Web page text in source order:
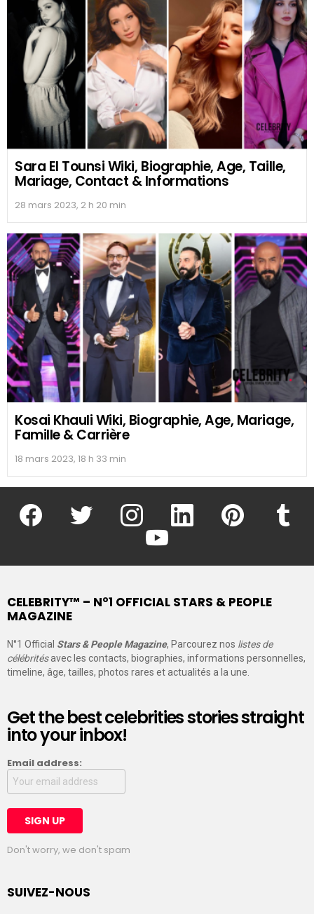
Sara El Tounsi Wiki, Biographie, Age, Taille,
Mariage, Contact & Informations
28 mars 2023, 2 h 20 min
Kosai Khauli Wiki, Biographie, Age, Mariage,
Famille & Carrière
18 mars 2023, 18 h 33 min
facebook twitter instagram linkedin pinterest
youtube
CELEBRITY™ – N°1 OFFICIAL STARS & PEOPLE
MAGAZINE
N°1 Official Stars & People Magazine, Parcourez nos listes de
célébritésavec les contacts, biographies, informations personnelles,
timeline, âge, tailles, photos rares et actualités a la une.
Get the best celebrities stories straight
into your inbox!
Email address:
Don't worry, we don't spam
SUIVEZ-NOUS